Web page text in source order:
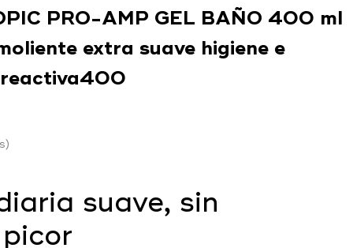
PRO-AMP GEL BAÑO 400 ml
extra suave higiene e
reactiva400
suave, sin